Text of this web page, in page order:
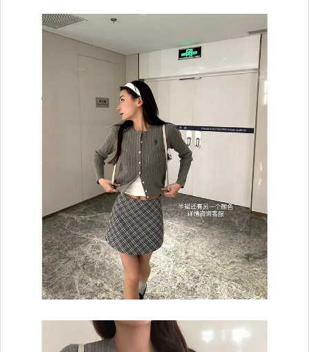
相機、攝影與周邊
運動、戶外與休閒
居家、家具與園藝
男性精品與服飾
偶像、球員卡與郵幣
女裝與服飾配件
手錶與飾品配件